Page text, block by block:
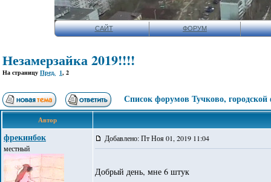
САЙТ ФОРУМ
Незамерзайка 2019!!!!
На страницу Пред. 1, 2
Список форумов Тучково,
Автор
фрекинбок
местный
Добавлено: Пт Ноя 01, 2019 11:04
Добрый день, мне 6 штук